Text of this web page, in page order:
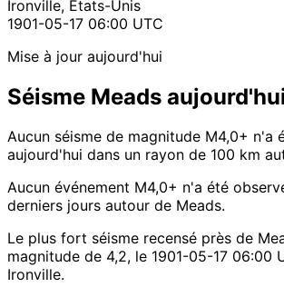
Ironville, États-Unis
1901-05-17 06:00 UTC
Mise à jour aujourd'hui
Séisme Meads
Aucun séisme de magnitude M4,0+ n'a
aujourd'hui dans un rayon de 100 km
Aucun événement M4,0+ n'a été
derniers jours autour de Meads.
Le plus fort séisme recensé près de
magnitude de 4,2, le 1901-05-17 06:00
Ironville.